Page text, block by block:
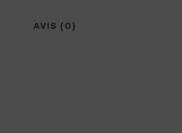
AVIS (0)